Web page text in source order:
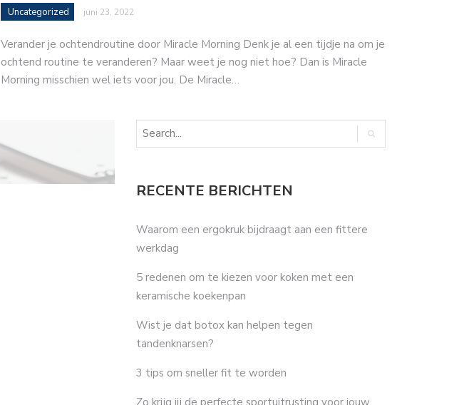
Uncategorized juni 23, 2022
Verander je ochtendroutine door Miracle Morning Denk je al een tijdje na om je
ochtend routine te veranderen? Maar weet je nog niet hoe? Dan is Miracle
Morning misschien wel iets voor jou. De Miracle…
RECENTE BERICHTEN
Waarom een ergokruk bijdraagt aan een fittere
werkdag
5 redenen om te kiezen voor koken met een
keramische koekenpan
Wist je dat botox kan helpen tegen
tandenknarsen?
3 tips om sneller fit te worden
Zo krijg jij de perfecte sportuitrusting voor jouw